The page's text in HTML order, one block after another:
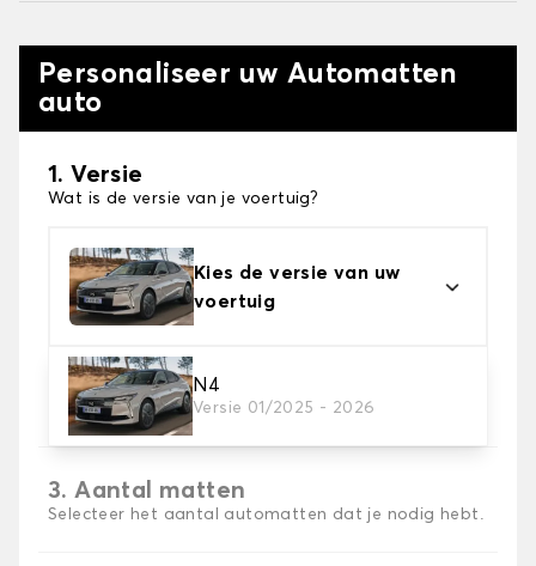
Personaliseer uw Automatten
auto
1. Versie
Wat is de versie van je voertuig?
Kies de versie van uw
voertuig
N4
Versie 01/2025 - 2026
2. Materiaal
Kies het materiaal van uw automatten
3. Aantal matten
Selecteer het aantal automatten dat je nodig hebt.